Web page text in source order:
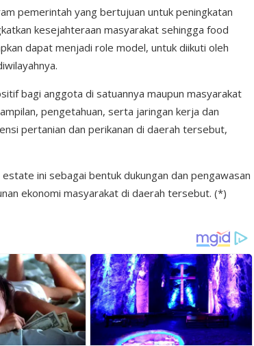
pemerintah yang bertujuan untuk peningkatan
kesejahteraan masyarakat sehingga food
dapat menjadi role model, untuk diikuti oleh
bagi anggota di satuannya maupun masyarakat
pengetahuan, serta jaringan kerja dan
pertanian dan perikanan di daerah tersebut,
ini sebagai bentuk dukungan dan pengawasan
ekonomi masyarakat di daerah tersebut. (*)